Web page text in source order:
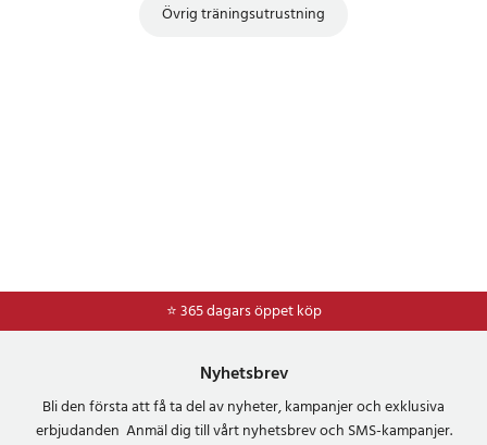
Övrig träningsutrustning
⭐ 365 dagars öppet köp
⭐Frakt 49kr *
Nyhetsbrev
Bli den första att få ta del av nyheter, kampanjer och exklusiva
erbjudanden Anmäl dig till vårt nyhetsbrev och SMS-kampanjer.